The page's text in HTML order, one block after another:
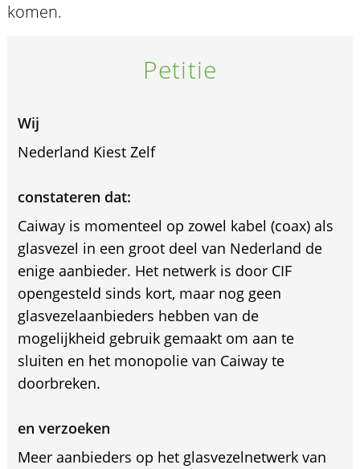
komen.
Petitie
Wij
Nederland Kiest Zelf
constateren dat:
Caiway is momenteel op zowel kabel (coax) als
glasvezel in een groot deel van Nederland de
enige aanbieder. Het netwerk is door CIF
opengesteld sinds kort, maar nog geen
glasvezelaanbieders hebben van de
mogelijkheid gebruik gemaakt om aan te
sluiten en het monopolie van Caiway te
doorbreken.
en verzoeken
Meer aanbieders op het glasvezelnetwerk van